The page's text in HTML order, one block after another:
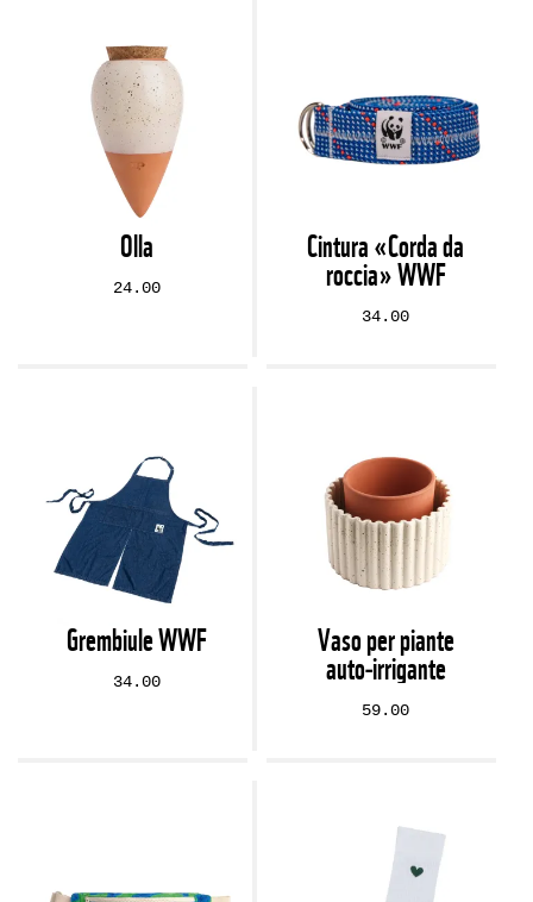
Olla
24.00
Cintura «Corda da
roccia» WWF
34.00
Grembiule WWF
34.00
Vaso per piante
auto‑irrigante
59.00